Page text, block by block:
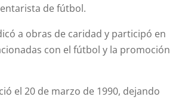
de fútbol.
a obras de caridad y participó en
con el fútbol y la promoción
el 20 de marzo de 1990, dejando